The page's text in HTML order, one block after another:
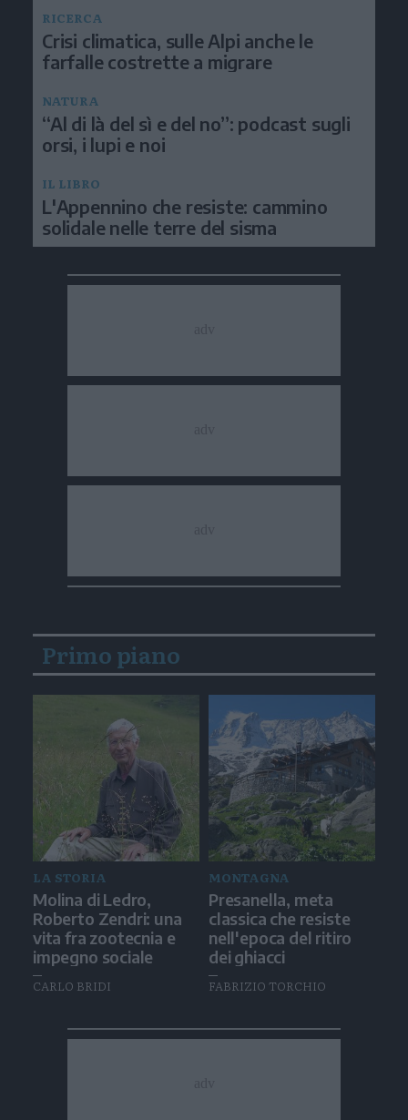
RICERCA
Crisi climatica, sulle Alpi anche le
farfalle costrette a migrare
NATURA
“Al di là del sì e del no”: podcast sugli
orsi, i lupi e noi
IL LIBRO
L'Appennino che resiste: cammino
solidale nelle terre del sisma
Primo piano
LA STORIA
Molina di Ledro,
Roberto Zendri: una
vita fra zootecnia e
impegno sociale
CARLO BRIDI
MONTAGNA
Presanella, meta
classica che resiste
nell'epoca del ritiro
dei ghiacci
FABRIZIO TORCHIO